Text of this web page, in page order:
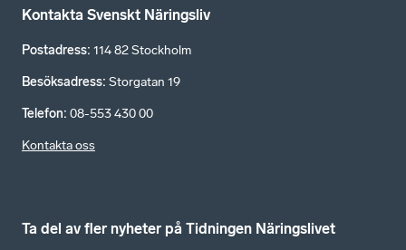
Kontakta Svenskt Näringsliv
Postadress: 114 82 Stockholm
Besöksadress: Storgatan 19
Telefon: 08-553 430 00
Kontakta oss
Ta del av fler nyheter på Tidningen Näringslivet